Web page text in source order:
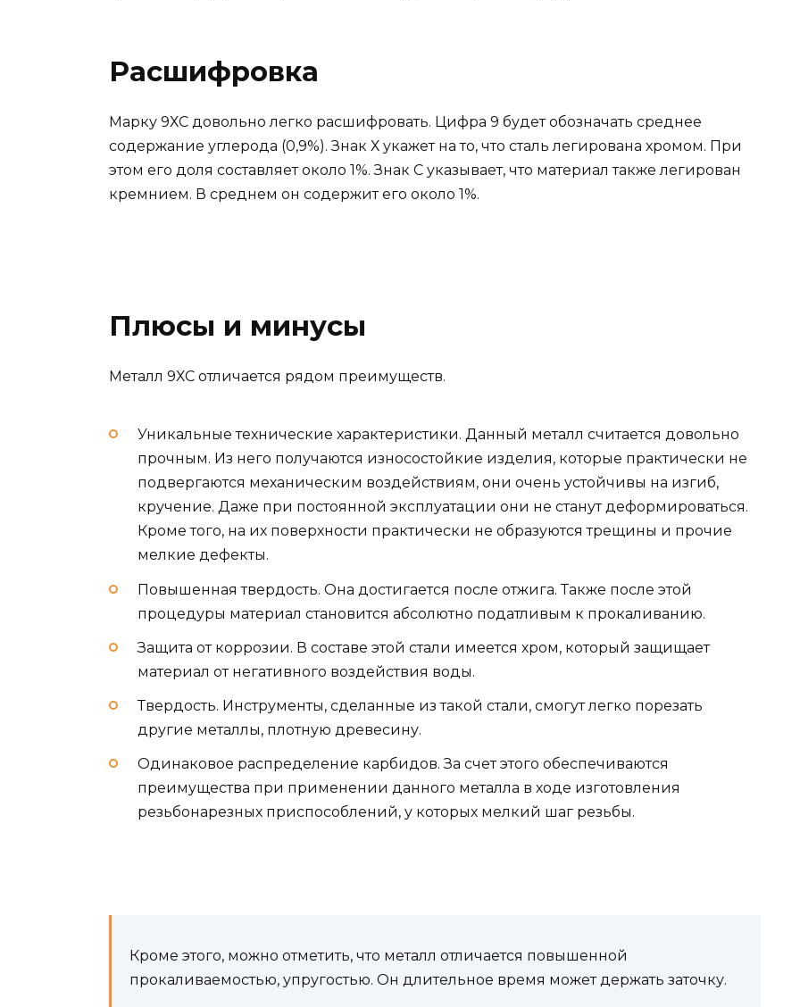
Расшифровка
Марку 9ХС довольно легко расшифровать. Цифра 9 будет обозначать среднее
содержание углерода (0,9%). Знак Х укажет на то, что сталь легирована хромом. При
этом его доля составляет около 1%. Знак С указывает, что материал также легирован
кремнием. В среднем он содержит его около 1%.
Плюсы и минусы
Металл 9ХС отличается рядом преимуществ.
Уникальные технические характеристики. Данный металл считается довольно
прочным. Из него получаются износостойкие изделия, которые практически не
подвергаются механическим воздействиям, они очень устойчивы на изгиб,
кручение. Даже при постоянной эксплуатации они не станут деформироваться.
Кроме того, на их поверхности практически не образуются трещины и прочие
мелкие дефекты.
Повышенная твердость. Она достигается после отжига. Также после этой
процедуры материал становится абсолютно податливым к прокаливанию.
Защита от коррозии. В составе этой стали имеется хром, который защищает
материал от негативного воздействия воды.
Твердость. Инструменты, сделанные из такой стали, смогут легко порезать
другие металлы, плотную древесину.
Одинаковое распределение карбидов. За счет этого обеспечиваются
преимущества при применении данного металла в ходе изготовления
резьбонарезных приспособлений, у которых мелкий шаг резьбы.
Кроме этого, можно отметить, что металл отличается повышенной
прокаливаемостью, упругостью. Он длительное время может держать заточку.